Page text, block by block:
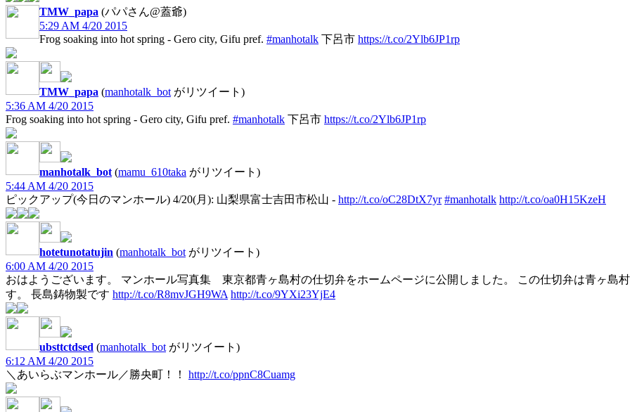
TMW_papa (パパさん@蓋爺)
5:29 AM 4/20 2015
Frog soaking into hot spring - Gero city, Gifu pref. #manhotalk 下呂市 https://t.co/2Ylb6JP1rp
TMW_papa (manhotalk_bot がリツイート)
5:36 AM 4/20 2015
Frog soaking into hot spring - Gero city, Gifu pref. #manhotalk 下呂市 https://t.co/2Ylb6JP1rp
manhotalk_bot (mamu_610taka がリツイート)
5:44 AM 4/20 2015
ピックアップ(今日のマンホール) 4/20(月): 山梨県富士吉田市松山 - http://t.co/oC28DtX7yr #manhotalk http://t.co/oa0H15KzeH
hotetunotatujin (manhotalk_bot がリツイート)
6:00 AM 4/20 2015
おはようございます。 マンホール写真集 東京都青ヶ島村の仕切弁をホームページに公開しました。 この仕切弁は青ヶ島
す。 長島鋳物製です http://t.co/R8mvJGH9WA http://t.co/9YXi23YjE4
ubsttctdsed (manhotalk_bot がリツイート)
6:12 AM 4/20 2015
＼あいらぶマンホール／勝央町！！ http://t.co/ppnC8Cuamg